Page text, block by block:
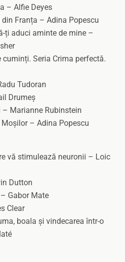
– Alfie Deyes
Franța – Adina Popescu
ți aduci aminte de mine –
Seria Crima perfectă.
Tudoran
Drumeș
Marianne Rubinstein
– Adina Popescu
vă stimulează neuronii – Loic
Dutton
Gabor Mate
Clear
boala și vindecarea într-o